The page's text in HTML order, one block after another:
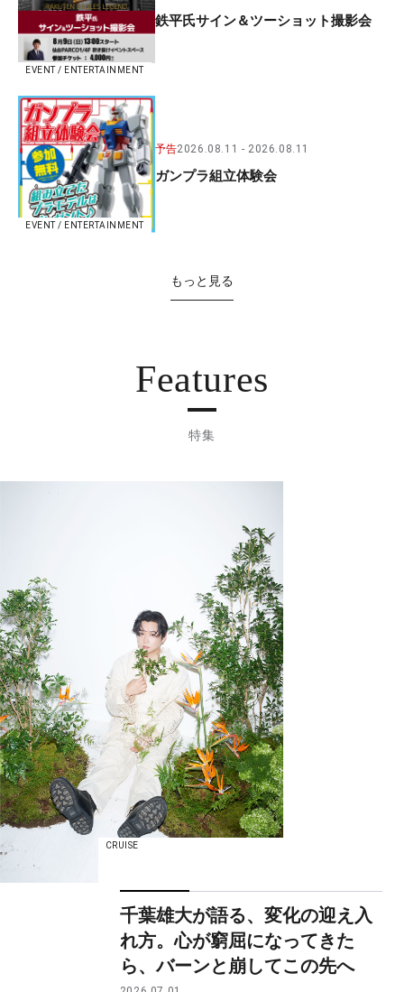
EVENT / ENTERTAINMENT
鉄平氏サイン＆ツーショット撮影会
EVENT / ENTERTAINMENT
予告2026.08.11 2026.08.11
ガンプラ組立体験会
もっと見る
Features
特集
CRUISE
千葉雄大が語る、変化の迎え入
れ方。心が窮屈になってきた
ら、バーンと崩してこの先へ